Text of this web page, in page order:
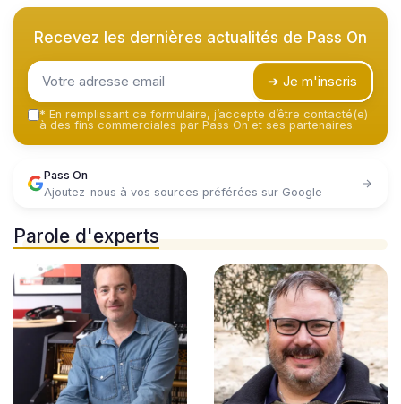
Recevez les dernières actualités de Pass On
➔ Je m'inscris
* En remplissant ce formulaire, j’accepte d’être contacté(e)
à des fins commerciales par Pass On et ses partenaires.
Pass On
Ajoutez-nous à vos sources préférées sur Google
Parole d'experts